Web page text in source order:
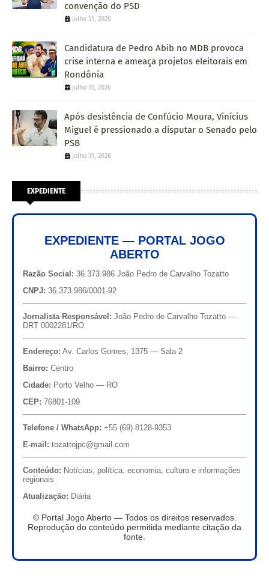
convenção do PSD
julho 31, 2026
Candidatura de Pedro Abib no MDB provoca
crise interna e ameaça projetos eleitorais em
Rondônia
julho 31, 2026
Após desistência de Confúcio Moura, Vinícius
Miguel é pressionado a disputar o Senado pelo
PSB
julho 31, 2026
EXPEDIENTE
EXPEDIENTE — PORTAL JOGO
ABERTO
Razão Social: 36.373.986 João Pedro de Carvalho Tozatto
CNPJ: 36.373.986/0001-92
Jornalista Responsável: João Pedro de Carvalho Tozatto —
DRT 0002281/RO
Endereço: Av. Carlos Gomes, 1375 — Sala 2
Bairro: Centro
Cidade: Porto Velho — RO
CEP: 76801-109
Telefone / WhatsApp: +55 (69) 8128-9353
E-mail: tozattojpc@gmail.com
Conteúdo: Notícias, política, economia, cultura e informações
regionais
Atualização: Diária
© Portal Jogo Aberto — Todos os direitos reservados.
Reprodução do conteúdo permitida mediante citação da
fonte.